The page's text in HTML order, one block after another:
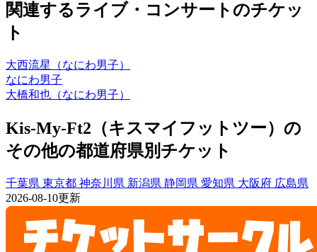
関連するライブ・コンサートのチケッ
ト
大西流星（なにわ男子）
なにわ男子
大橋和也（なにわ男子）
Kis-My-Ft2（キスマイフットツー）の
その他の都道府県別チケット
千葉県 東京都 神奈川県 新潟県 静岡県 愛知県 大阪府 広島県
2026-08-10更新